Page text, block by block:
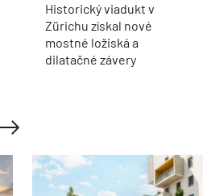
Historický viadukt v
Zürichu získal nové
mostné ložiská a
dilatačné závery